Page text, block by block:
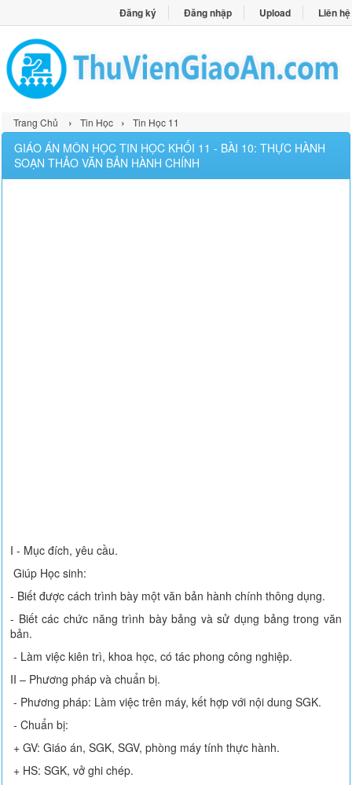
Đăng ký Đăng nhập Upload Liên hệ
Trang Chủ › Tin Học › Tin Học 11
GIÁO ÁN MÔN HỌC TIN HỌC KHỐI 11 - BÀI 10: THỰC HÀNH
SOẠN THẢO VĂN BẢN HÀNH CHÍNH
I - Mục đích, yêu cầu.
Giúp Học sinh:
- Biết được cách trình bày một văn bản hành chính thông dụng.
- Biết các chức năng trình bày bảng và sử dụng bảng trong văn
bản.
- Làm việc kiên trì, khoa học, có tác phong công nghiệp.
II – Phương pháp và chuẩn bị.
- Phương pháp: Làm việc trên máy, kết hợp với nội dung SGK.
- Chuẩn bị:
+ GV: Giáo án, SGK, SGV, phòng máy tính thực hành.
+ HS: SGK, vở ghi chép.